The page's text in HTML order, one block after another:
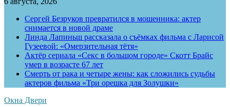
Сергей Безруков превратился в мошенника: актер
снимается в новой драме
Линда Лапиньш рассказала о съёмках фильма с Ларисой
Гузеевой: «Омерзительная тётя»
Актёр сериала «Секс в большом городе» Скотт Брайс
умер в возрасте 67 лет
Смерть от рака и четыре жены: как сложились судьбы
актеров фильма «Три орешка для Золушки»
Окна Двери